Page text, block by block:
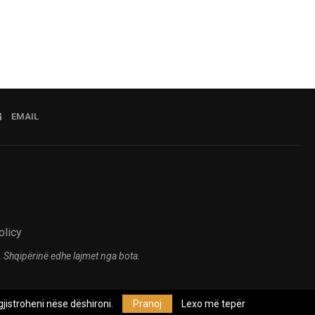
EMAIL
edhe lajmet nga bota.
nëse dëshironi.
Pranoj Lexo më tepër